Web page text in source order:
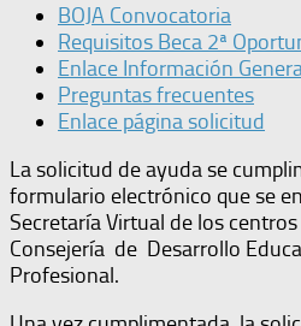
BOJA Convocatoria
Requisitos Beca 2ª
Enlace Información
Preguntas frecuentes
Enlace página solicitud
La solicitud de ayuda se
formulario electrónico que se
Secretaría Virtual de los
Consejería de Desarrollo
Profesional.